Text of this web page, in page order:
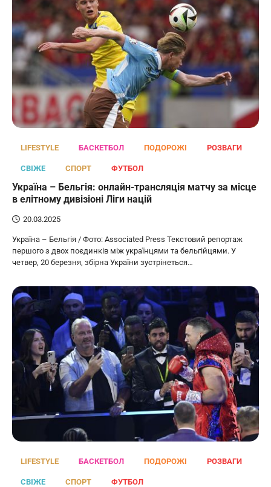
LIFESTYLE БАСКЕТБОЛ ПОДОРОЖІ РОЗВАГИ
СВІЖЕ СПОРТ ФУТБОЛ
Україна – Бельгія: онлайн-трансляція матчу за місце
в елітному дивізіоні Ліги націй
20.03.2025
Україна – Бельгія / Фото: Associated Press Текстовий репортаж
першого з двох поєдинків між українцями та бельгійцями. У
четвер, 20 березня, збірна України зустрінеться…
LIFESTYLE БАСКЕТБОЛ ПОДОРОЖІ РОЗВАГИ
СВІЖЕ СПОРТ ФУТБОЛ